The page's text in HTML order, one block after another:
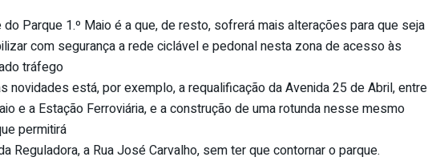
Parque 1.º Maio é a que, de resto, sofrerá mais alterações para que seja
com segurança a rede ciclável e pedonal nesta zona de acesso às
tráfego
novidades está, por exemplo, a requalificação da Avenida 25 de Abril, entre
e a Estação Ferroviária, e a construção de uma rotunda nesse mesmo
permitirá
Reguladora, a Rua José Carvalho, sem ter que contornar o parque.